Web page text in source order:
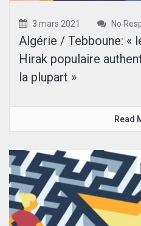
3 mars 2021 No
Algérie / Tebboune: «
Hirak populaire
la plupart »
Read